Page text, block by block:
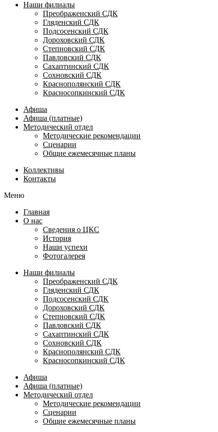
Наши филиалы
Преображенский СДК
Гляденский СДК
Подсосенский СДК
Дороховский СДК
Степновский СДК
Павловский СДК
Сахаптинский СДК
Сохновский СДК
Краснополянский СДК
Красносопкинский СДК
Афиша
Афиша (платные)
Методический отдел
Методические рекомендации
Сценарии
Общие ежемесячные планы
Коллективы
Контакты
Меню
Главная
О нас
Сведения о ЦКС
История
Наши успехи
Фотогалерея
Наши филиалы
Преображенский СДК
Гляденский СДК
Подсосенский СДК
Дороховский СДК
Степновский СДК
Павловский СДК
Сахаптинский СДК
Сохновский СДК
Краснополянский СДК
Красносопкинский СДК
Афиша
Афиша (платные)
Методический отдел
Методические рекомендации
Сценарии
Общие ежемесячные планы